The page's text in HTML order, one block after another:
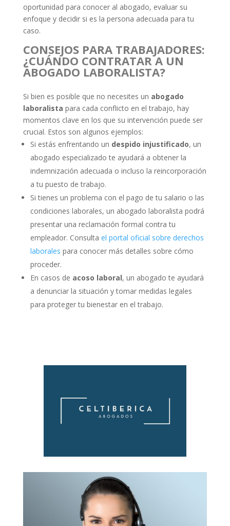
oportunidad para conocer al abogado, evaluar su
enfoque y decidir si es la persona adecuada para tu
caso.
CONSEJOS PARA TRABAJADORES:
¿CUÁNDO CONTRATAR A UN
ABOGADO LABORALISTA?
Si bien es posible que no necesites un abogado
laboralista para cada conflicto en el trabajo, hay
momentos clave en los que su intervención puede ser
crucial. Estos son algunos ejemplos:
Si estás enfrentando un despido injustificado, un
abogado especializado te ayudará a obtener la
indemnización adecuada o incluso la reincorporación
a tu puesto de trabajo.
Si tienes un problema con el pago de tu salario o las
condiciones laborales, un abogado laboralista podrá
presentar una reclamación formal contra tu
empleador. Consulta el portal oficial sobre derechos
laborales para conocer más detalles sobre cómo
proceder.
En casos de acoso laboral, un abogado te ayudará
a denunciar la situación y tomar medidas legales
para proteger tu bienestar en el trabajo.